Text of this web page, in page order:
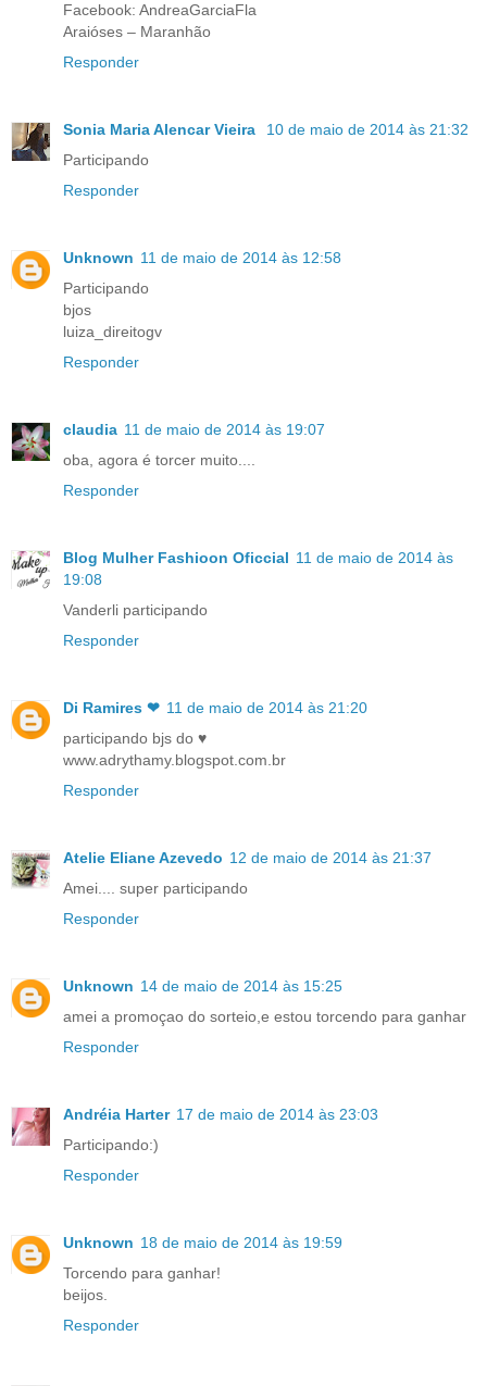
Facebook: AndreaGarciaFla
Araióses – Maranhão
Responder
Sonia Maria Alencar Vieira
10 de maio de 2014 às 21:32
Participando
Responder
Unknown 11 de maio de 2014 às 12:58
Participando
bjos
luiza_direitogv
Responder
claudia 11 de maio de 2014 às 19:07
oba, agora é torcer muito....
Responder
Blog Mulher Fashioon Oficcial 11 de maio de 2014 às
19:08
Vanderli participando
Responder
Di Ramires ❤ 11 de maio de 2014 às 21:20
participando bjs do ♥
www.adrythamy.blogspot.com.br
Responder
Atelie Eliane Azevedo 12 de maio de 2014 às 21:37
Amei.... super participando
Responder
Unknown 14 de maio de 2014 às 15:25
amei a promoçao do sorteio,e estou torcendo para ganhar
Responder
Andréia Harter 17 de maio de 2014 às 23:03
Participando:)
Responder
Unknown 18 de maio de 2014 às 19:59
Torcendo para ganhar!
beijos.
Responder